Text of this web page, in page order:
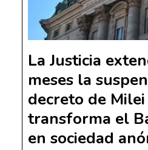
La Justicia
meses la
decreto de
transforma el
en sociedad